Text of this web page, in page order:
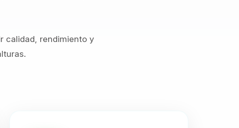
calidad, rendimiento y